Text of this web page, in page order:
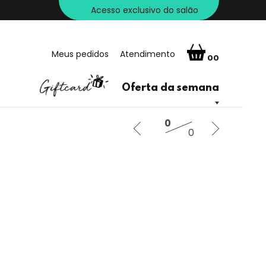
Acesso exclusivo do salão
Meus pedidos Atendimento 00
Oferta da semana
0
0